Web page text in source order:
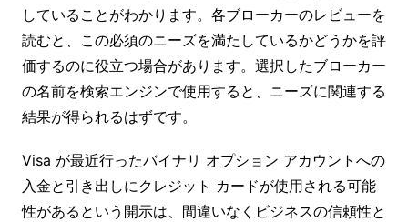
していることがわかります。各ブローカーのレビューを
読むと、この必須のニーズを満たしているかどうかを評
価するのに役立つ場合があります。選択したブローカー
の名前を検索エンジンで使用すると、ニーズに関連する
結果が得られるはずです。
Visa が最近行ったバイナリ オプション アカウントへの
入金と引き出しにクレジット カードが使用される可能
性があるという開示は、間違いなくビジネスの信頼性と